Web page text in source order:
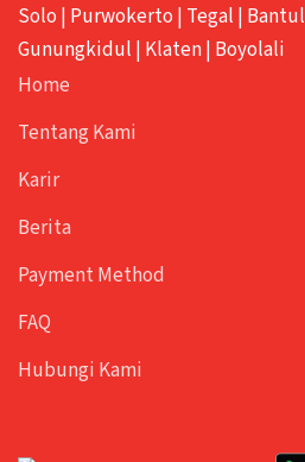
Solo | Purwokerto | Tegal | Bantul
Gunungkidul | Klaten| Boyolali
Home
Tentang Kami
Karir
Berita
Payment Method
FAQ
Hubungi Kami